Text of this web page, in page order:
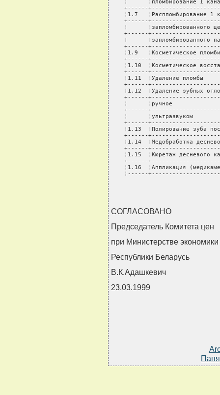
¦      ¦пломбирование 1
+------
¦1.7
+------
¦
+------
¦
+------
¦1.9   ¦Косметическое
+------
¦1.10  ¦Косметическое
+------
¦1.11  ¦Удаление
+------
¦1.12  ¦Удаление
+------
¦      ¦ручное
+------
¦
+------
¦1.13  ¦Полирование зуба
+------
¦1.14  ¦Медобработка
+------
¦1.15  ¦Кюретаж
+------
¦1.16  ¦Аппликация
¦------
СОГЛАСОВАНО
Председатель Комитета цен
при Министерстве экономики
Республики Беларусь
В.К.Адашкевич
23.03.1999